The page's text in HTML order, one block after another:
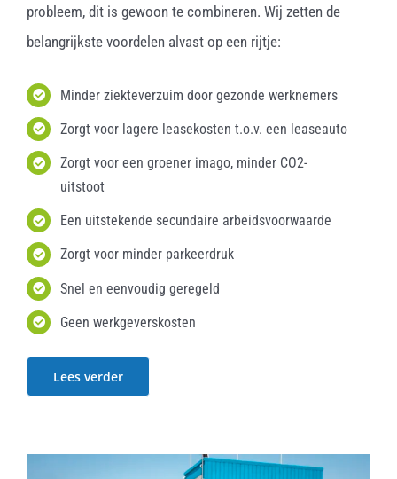
probleem, dit is gewoon te combineren. Wij zetten de
belangrijkste voordelen alvast op een rijtje:
Minder ziekteverzuim door gezonde werknemers
Zorgt voor lagere leasekosten t.o.v. een leaseauto
Zorgt voor een groener imago, minder CO2-
uitstoot
Een uitstekende secundaire arbeidsvoorwaarde
Zorgt voor minder parkeerdruk
Snel en eenvoudig geregeld
Geen werkgeverskosten
Lees verder